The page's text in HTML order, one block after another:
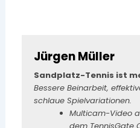
Jürgen Müller
Sandplatz-Tennis ist
Bessere Beinarbeit,
schlaue Spielvariationen.
Multicam-Video